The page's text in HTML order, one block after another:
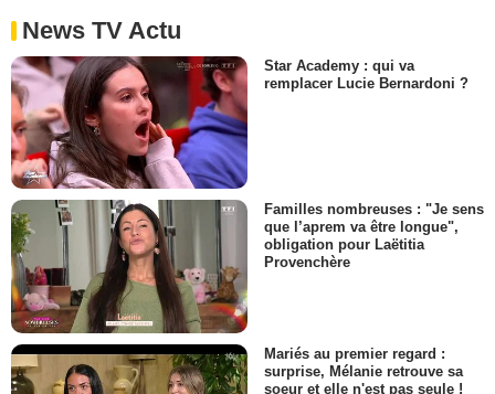
News TV Actu
Star Academy : qui va
remplacer Lucie Bernardoni ?
Familles nombreuses : "Je sens
que l’aprem va être longue",
obligation pour Laëtitia
Provenchère
Mariés au premier regard :
surprise, Mélanie retrouve sa
soeur et elle n'est pas seule !